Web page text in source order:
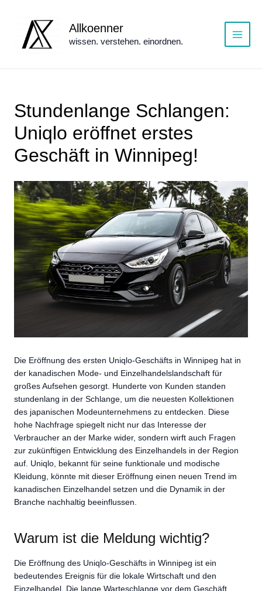
springen
Allkoenner
wissen. verstehen. einordnen.
Main
Stundenlange Schlangen:
Uniqlo eröffnet erstes
Geschäft in Winnipeg!
Die Eröffnung des ersten Uniqlo-Geschäfts in Winnipeg hat in
der kanadischen Mode- und Einzelhandelslandschaft für
großes Aufsehen gesorgt. Hunderte von Kunden standen
stundenlang in der Schlange, um die neuesten Kollektionen
des japanischen Modeunternehmens zu entdecken. Diese
hohe Nachfrage spiegelt nicht nur das Interesse der
Verbraucher an der Marke wider, sondern wirft auch Fragen
zur zukünftigen Entwicklung des Einzelhandels in der Region
auf. Uniqlo, bekannt für seine funktionale und modische
Kleidung, könnte mit dieser Eröffnung einen neuen Trend im
kanadischen Einzelhandel setzen und die Dynamik in der
Branche nachhaltig beeinflussen.
Warum ist die Meldung wichtig?
Die Eröffnung des Uniqlo-Geschäfts in Winnipeg ist ein
bedeutendes Ereignis für die lokale Wirtschaft und den
Einzelhandel. Die lange Warteschlange vor dem Geschäft